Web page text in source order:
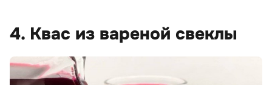
4. Квас из вареной свеклы